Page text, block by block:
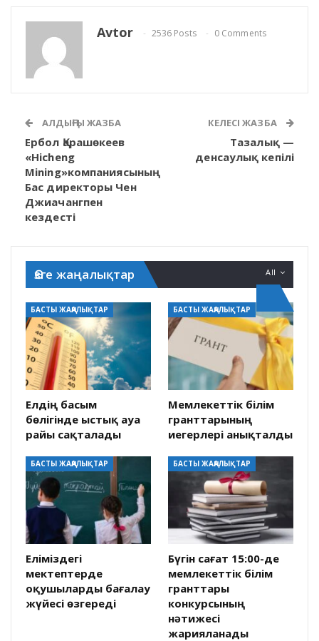
Avtor 2536 Posts 0 Comments
АЛДЫҢҒЫ ЖАЗБА
Ербол Қарашөкеев
«Hicheng
Mining»компаниясының
Бас директоры Чен
Джиачангпен
кездесті
КЕЛЕСІ ЖАЗБА
Тазалық —
денсаулық кепілі
All
Өзге жаңалықтар
БАСТЫ ЖАҢАЛЫҚТАР
Елдің басым
бөлігінде ыстық ауа
райы сақталады
БАСТЫ ЖАҢАЛЫҚТАР
Мемлекеттік білім
гранттарының
иегерлері анықталды
БАСТЫ ЖАҢАЛЫҚТАР
Еліміздегі
мектептерде
оқушыларды бағалау
жүйесі өзгереді
БАСТЫ ЖАҢАЛЫҚТАР
Бүгін сағат 15:00-де
мемлекеттік білім
гранттары
конкурсының
нәтижесі
жарияланады